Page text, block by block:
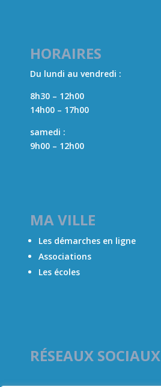
HORAIRES
Du lundi au vendredi :
8h30 – 12h00
14h00 – 17h00
samedi :
9h00 – 12h00
MA VILLE
Les démarches en ligne
Associations
Les écoles
RÉSEAUX SOCIAUX